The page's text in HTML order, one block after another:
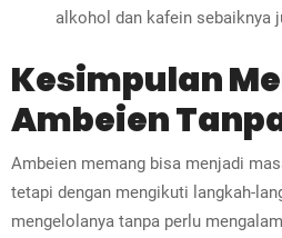
alkohol dan kafein sebaiknya
Kesimpulan
Ambeien
Ambeien memang bisa menjadi
tetapi dengan mengikuti langkah-
mengelolanya tanpa perlu